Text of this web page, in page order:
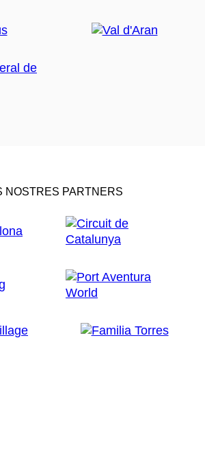
NOSTRES PARTNERS